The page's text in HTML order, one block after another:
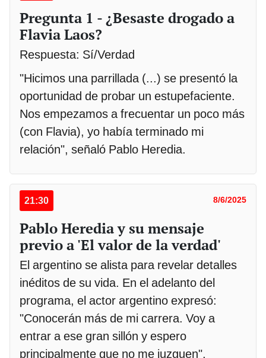
Pregunta 1 - ¿Besaste drogado a
Flavia Laos?
Respuesta: Sí/Verdad
"Hicimos una parrillada (...) se presentó la
oportunidad de probar un estupefaciente.
Nos empezamos a frecuentar un poco más
(con Flavia), yo había terminado mi
relación", señaló Pablo Heredia.
21:30 8/6/2025
Pablo Heredia y su mensaje
previo a 'El valor de la verdad'
El argentino se alista para revelar detalles
inéditos de su vida. En el adelanto del
programa, el actor argentino expresó:
"Conocerán más de mi carrera. Voy a
entrar a ese gran sillón y espero
principalmente que no me juzguen",